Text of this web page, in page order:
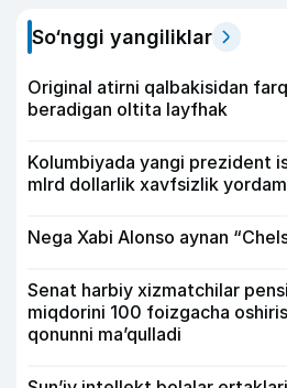
So‘nggi yangiliklar
Original atirni qalbakisidan
beradigan oltita layfhak
Kolumbiyada yangi prezident
mlrd dollarlik xavfsizlik
Nega Xabi Alonso aynan
Senat harbiy xizmatchilar
miqdorini 100 foizgacha
qonunni ma’qulladi